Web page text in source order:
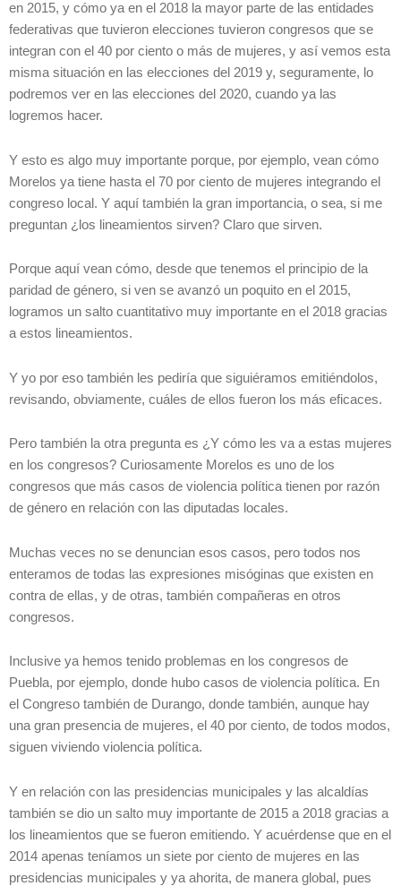
en 2015, y cómo ya en el 2018 la mayor parte de las entidades
federativas que tuvieron elecciones tuvieron congresos que se
integran con el 40 por ciento o más de mujeres, y así vemos esta
misma situación en las elecciones del 2019 y, seguramente, lo
podremos ver en las elecciones del 2020, cuando ya las
logremos hacer.
Y esto es algo muy importante porque, por ejemplo, vean cómo
Morelos ya tiene hasta el 70 por ciento de mujeres integrando el
congreso local. Y aquí también la gran importancia, o sea, si me
preguntan ¿los lineamientos sirven? Claro que sirven.
Porque aquí vean cómo, desde que tenemos el principio de la
paridad de género, si ven se avanzó un poquito en el 2015,
logramos un salto cuantitativo muy importante en el 2018 gracias
a estos lineamientos.
Y yo por eso también les pediría que siguiéramos emitiéndolos,
revisando, obviamente, cuáles de ellos fueron los más eficaces.
Pero también la otra pregunta es ¿Y cómo les va a estas mujeres
en los congresos? Curiosamente Morelos es uno de los
congresos que más casos de violencia política tienen por razón
de género en relación con las diputadas locales.
Muchas veces no se denuncian esos casos, pero todos nos
enteramos de todas las expresiones misóginas que existen en
contra de ellas, y de otras, también compañeras en otros
congresos.
Inclusive ya hemos tenido problemas en los congresos de
Puebla, por ejemplo, donde hubo casos de violencia política. En
el Congreso también de Durango, donde también, aunque hay
una gran presencia de mujeres, el 40 por ciento, de todos modos,
siguen viviendo violencia política.
Y en relación con las presidencias municipales y las alcaldías
también se dio un salto muy importante de 2015 a 2018 gracias a
los lineamientos que se fueron emitiendo. Y acuérdense que en el
2014 apenas teníamos un siete por ciento de mujeres en las
presidencias municipales y ya ahorita, de manera global, pues